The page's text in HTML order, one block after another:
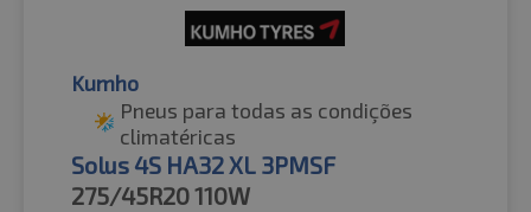
Kumho
Pneus para todas as condições
climatéricas
Solus 4S HA32 XL 3PMSF
275/45R20110W